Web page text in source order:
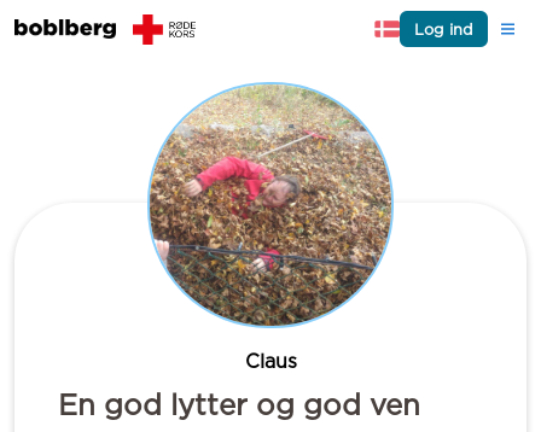
Log ind
Claus
En god lytter og god ven